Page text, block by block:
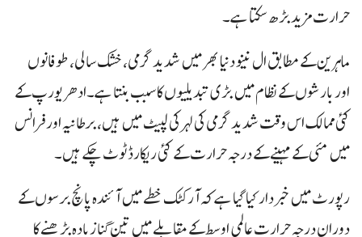
حرارت مزید بڑھ سکتا ہے۔
ماہرین کے مطابق ال نینو دنیا بھر میں شدید گرمی، خشک سالی، طوفانوں
اور بارشوں کے نظام میں بڑی تبدیلیوں کا سبب بنتا ہے۔ادھر یورپ کے
کئی ممالک اس وقت شدید گرمی کی لہر کی لپیٹ میں ہیں، برطانیہ اور فرانس
میں مئی کے مہینے کے درجہ حرارت کے کئی ریکارڈ ٹوٹ چکے ہیں۔
رپورٹ میں خبردار کیا گیا ہے کہ آرکٹک خطے میں آئندہ پانچ برسوں کے
دوران درجہ حرارت عالمی اوسط کے مقابلے میں تین گنا زیادہ بڑھنے کا